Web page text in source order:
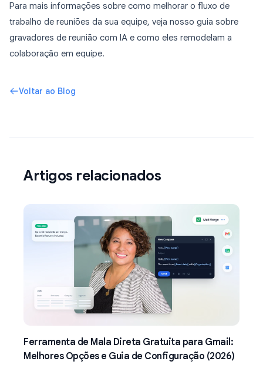
Para mais informações sobre como melhorar o fluxo de
trabalho de reuniões da sua equipe, veja nosso guia sobre
gravadores de reunião com IA e como eles remodelam a
colaboração em equipe.
Voltar ao Blog
Artigos relacionados
Ferramenta de Mala Direta Gratuita para Gmail:
Melhores Opções e Guia de Configuração (2026)